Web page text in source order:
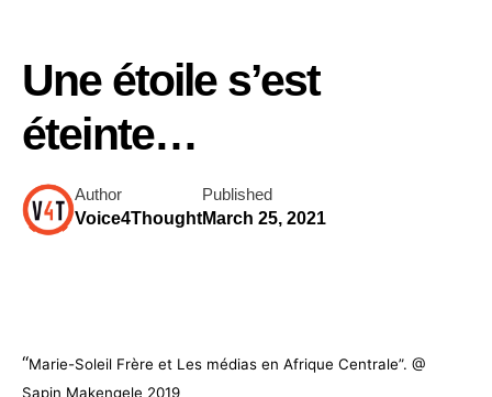
Une étoile s’est
éteinte…
Author
Voice4Thought
Published
March 25, 2021
“Marie-Soleil Frère et Les médias en Afrique Centrale”. @
Sapin Makengele 2019